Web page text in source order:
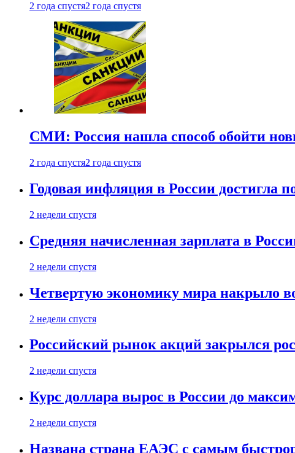
2 года спустя2 года спустя
СМИ: Россия нашла способ обойти
2 года спустя2 года спустя
Годовая инфляция в России достигла
2 недели спустя
Средняя начисленная зарплата в
2 недели спустя
Четвертую экономику мира накрыло
2 недели спустя
Российский рынок акций закрылся
2 недели спустя
Курс доллара вырос в России до
2 недели спустя
Названа страна ЕАЭС с самым